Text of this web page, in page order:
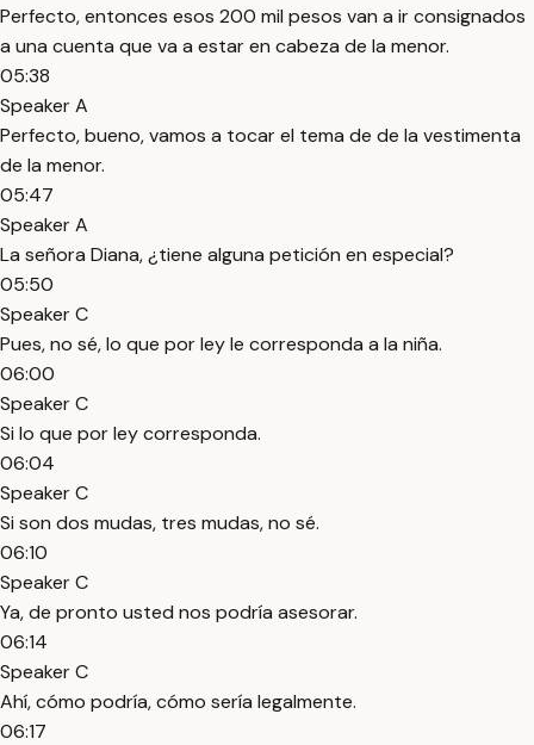
Perfecto, entonces esos 200 mil pesos van a ir consignados
a una cuenta que va a estar en cabeza de la menor.
05:38
Speaker A
Perfecto, bueno, vamos a tocar el tema de de la vestimenta
de la menor.
05:47
Speaker A
La señora Diana, ¿tiene alguna petición en especial?
05:50
Speaker C
Pues, no sé, lo que por ley le corresponda a la niña.
06:00
Speaker C
Si lo que por ley corresponda.
06:04
Speaker C
Si son dos mudas, tres mudas, no sé.
06:10
Speaker C
Ya, de pronto usted nos podría asesorar.
06:14
Speaker C
Ahí, cómo podría, cómo sería legalmente.
06:17